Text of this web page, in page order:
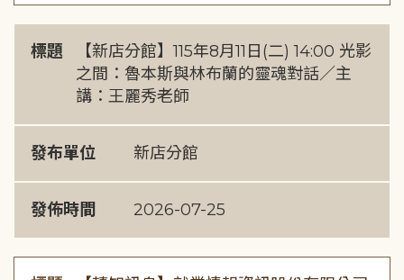
標題
【新店分館】115年8月11日(二) 14:00 光影
之間：魯本斯與林布蘭的靈魂對話／主
講：王麗秀老師
發布單位 新店分館
發佈時間 2026-07-25